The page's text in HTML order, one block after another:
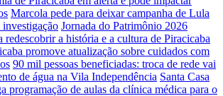
Marcola pede para deixar campanha de Lula
investigação Jornada do Patrimônio 2026
redescobrir a história e a cultura de Piracicaba
promove atualização sobre cuidados com
90 mil pessoas beneficiadas: troca de rede vai
de água na Vila Independência Santa Casa
programação de aulas da clínica médica para o